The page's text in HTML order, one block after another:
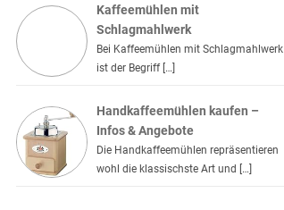
Kaffeemühlen mit
Schlagmahlwerk
Bei Kaffeemühlen mit Schlagmahlwerk
ist der Begriff […]
Handkaffeemühlen kaufen –
Infos & Angebote
Die Handkaffeemühlen repräsentieren
wohl die klassischste Art und […]